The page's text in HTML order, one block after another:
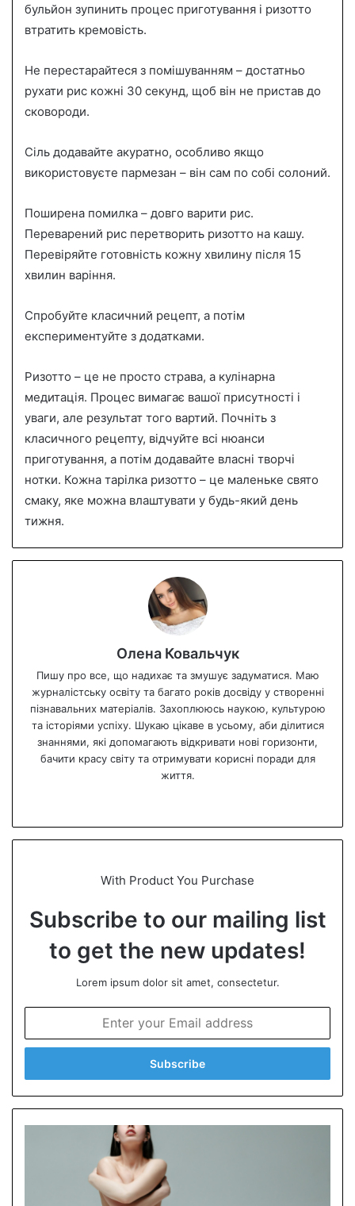
бульйон зупинить процес приготування і ризотто
втратить кремовість.
Не перестарайтеся з помішуванням – достатньо
рухати рис кожні 30 секунд, щоб він не пристав до
сковороди.
Сіль додавайте акуратно, особливо якщо
використовуєте пармезан – він сам по собі солоний.
Поширена помилка – довго варити рис.
Переварений рис перетворить ризотто на кашу.
Перевіряйте готовність кожну хвилину після 15
хвилин варіння.
Спробуйте класичний рецепт, а потім
експериментуйте з додатками.
Ризотто – це не просто страва, а кулінарна
медитація. Процес вимагає вашої присутності і
уваги, але результат того вартий. Почніть з
класичного рецепту, відчуйте всі нюанси
приготування, а потім додавайте власні творчі
нотки. Кожна тарілка ризотто – це маленьке свято
смаку, яке можна влаштувати у будь-який день
тижня.
Олена Ковальчук
Пишу про все, що надихає та змушує задуматися. Маю
журналістську освіту та багато років досвіду у створенні
пізнавальних матеріалів. Захоплююсь наукою, культурою
та історіями успіху. Шукаю цікаве в усьому, аби ділитися
знаннями, які допомагають відкривати нові горизонти,
бачити красу світу та отримувати корисні поради для
життя.
te
With Product You Purchase
Subscribe to our mailing list
to get the new updates!
Lorem ipsum dolor sit amet, consectetur.
t
r
y